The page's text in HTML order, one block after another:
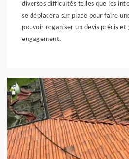
diverses difficultés telles que les
se déplacera sur place pour faire
pouvoir organiser un devis précis et
engagement.